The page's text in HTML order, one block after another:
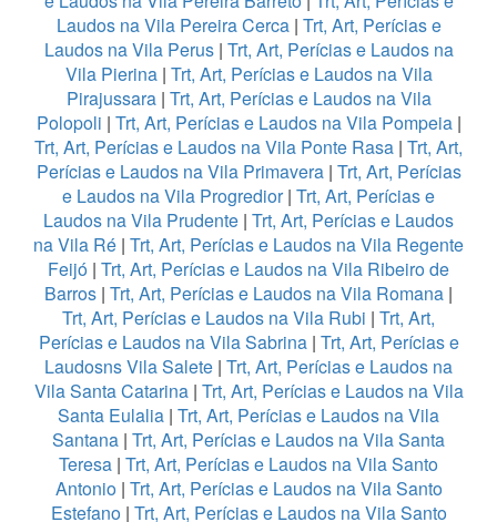
Laudos na Vila Pereira Cerca| Trt, Art, Perícias e
Laudos na Vila Perus| Trt, Art, Perícias e Laudos na
Vila Pierina| Trt, Art, Perícias e Laudos na Vila
Pirajussara| Trt, Art, Perícias e Laudos na Vila
Polopoli | Trt, Art, Perícias e Laudos na Vila Pompeia|
Trt, Art, Perícias e Laudos na Vila Ponte Rasa | Trt, Art,
Perícias e Laudos na Vila Primavera| Trt, Art, Perícias
e Laudos na Vila Progredior| Trt, Art, Perícias e
Laudos na Vila Prudente | Trt, Art, Perícias e Laudos
na Vila Ré | Trt, Art, Perícias e Laudos na Vila Regente
Feijó | Trt, Art, Perícias e Laudos na Vila Ribeiro de
Barros | Trt, Art, Perícias e Laudos na Vila Romana |
Trt, Art, Perícias e Laudos na Vila Rubi | Trt, Art,
Perícias e Laudos na Vila Sabrina| Trt, Art, Perícias e
Laudosns Vila Salete | Trt, Art, Perícias e Laudos na
Vila Santa Catarina| Trt, Art, Perícias e Laudos na Vila
Santa Eulalia | Trt, Art, Perícias e Laudos na Vila
Santana | Trt, Art, Perícias e Laudos na Vila Santa
Teresa | Trt, Art, Perícias e Laudos na Vila Santo
Antonio| Trt, Art, Perícias e Laudos na Vila Santo
Estefano| Trt, Art, Perícias e Laudos na Vila Santo